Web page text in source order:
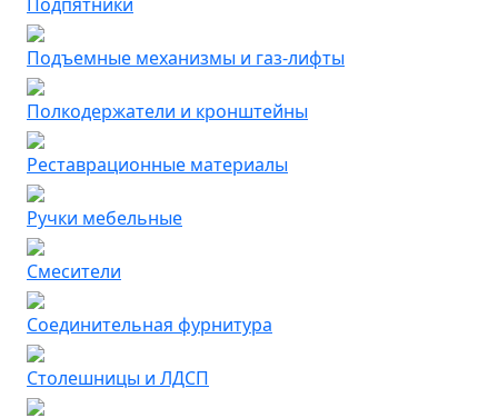
Подъемные механизмы и газ-лифты
Полкодержатели и кронштейны
Реставрационные материалы
Ручки мебельные
Смесители
Соединительная фурнитура
Столешницы и ЛДСП